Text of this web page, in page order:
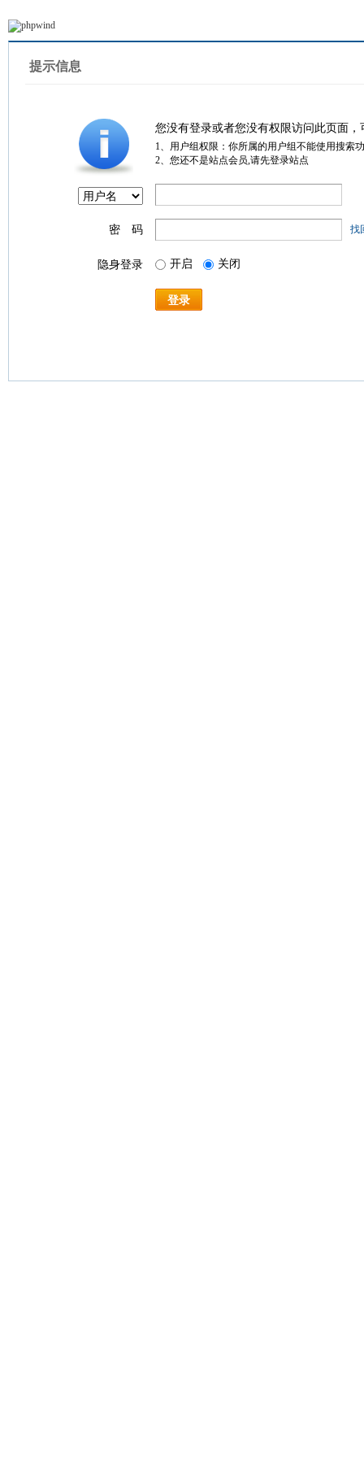
提示信息
您没有登录或者您没有权限访问此页面
1、用户组权限：你所属的用户组不能使用搜索
2、您还不是站点会员,请先登录站点
密 码 找
隐身登录 开启 关闭
登录